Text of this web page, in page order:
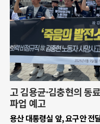
고 김용균·김충현의 동
파업 예고
용산 대통령실 앞, 요구안 전